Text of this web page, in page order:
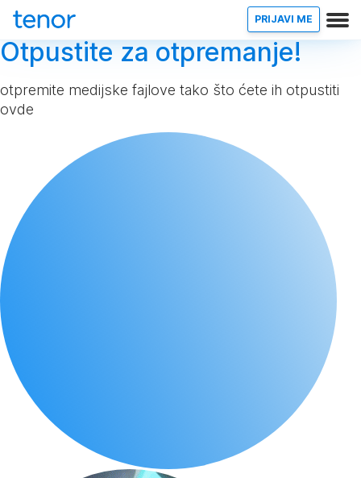
PRIJAVI ME
Otpustite za otpremanje!
otpremite medijske fajlove tako što ćete ih otpustiti
ovde